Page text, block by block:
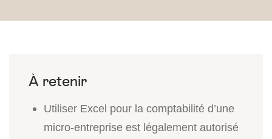
Utiliser Excel pour la comptabilité d’une
micro-entreprise est légalement autorisé